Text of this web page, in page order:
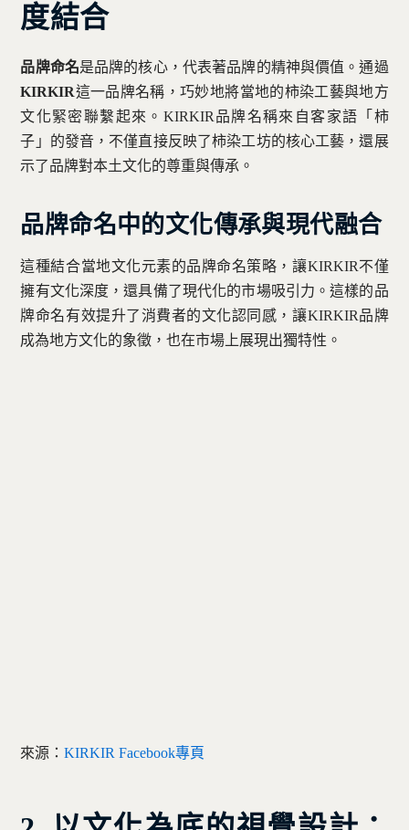
度結合
品牌命名是品牌的核心，代表著品牌的精神與價值。通過
KIRKIR這一品牌名稱，巧妙地將當地的柿染工藝與地方
文化緊密聯繫起來。KIRKIR品牌名稱來自客家語「柿
子」的發音，不僅直接反映了柿染工坊的核心工藝，還展
示了品牌對本土文化的尊重與傳承。
品牌命名中的文化傳承與現代融合
這種結合當地文化元素的品牌命名策略，讓KIRKIR不僅
擁有文化深度，還具備了現代化的市場吸引力。這樣的品
牌命名有效提升了消費者的文化認同感，讓KIRKIR品牌
成為地方文化的象徵，也在市場上展現出獨特性。
來源：KIRKIR Facebook專頁